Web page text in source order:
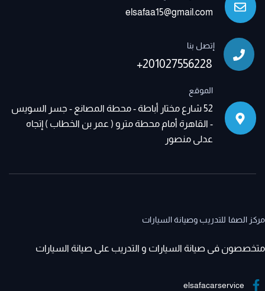
elsafaa15@gmail.com
إتصل بنا
+201027556228
الموقع
52 شارع مختار أباطة - محطة المصانع - جسر السويس
- القاهرة أمام محطة مترو ( عمر بن الخطاب ) إتجاه
عدلى منصور
مركز الصفا للتدريب وصيانة السيارات
متخصصون فى صيانة السيارات و التدريب على صيانة السيارات
elsafacarservice